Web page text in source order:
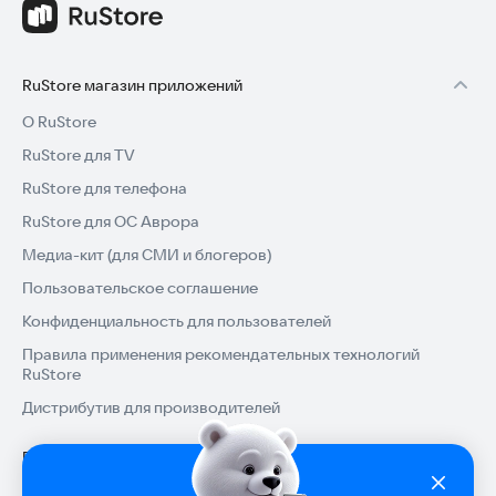
RuStore магазин приложений
О RuStore
RuStore для TV
RuStore для телефона
RuStore для ОС Аврора
Медиа-кит (для СМИ и блогеров)
Пользовательское соглашение
Конфиденциальность для пользователей
Правила применения рекомендательных технологий
RuStore
Дистрибутив для производителей
Помощь